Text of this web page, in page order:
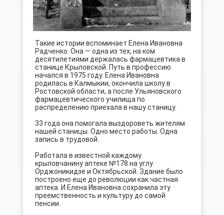
Такие истории вспоминает Елена Ивановна
Радченко. Она — одна из тех, на ком
десятилетиями держалась фармацевтика в
станице Крыловской. Путь в профессию
начался в 1975 году. Елена Ивановна
родилась в Калмыкии, окончила школу в
Ростовской области, а после Ульяновского
фармацевтического училища по
распределению приехала в нашу станицу.
33 года она помогала выздороветь жителям
нашей станицы. Одно место работы. Одна
запись в трудовой.
Работала в известной каждому
крыловчанину аптеке №178 на углу
Орджоникидзе и Октябрьской. Здание было
построено еще до революции как частная
аптека. И Елена Ивановна сохранила эту
преемственность и культуру до самой
пенсии.